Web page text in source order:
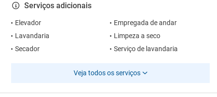
Serviços adicionais
Elevador
Empregada de andar
Lavandaria
Limpeza a seco
Secador
Serviço de lavandaria
Veja todos os serviços